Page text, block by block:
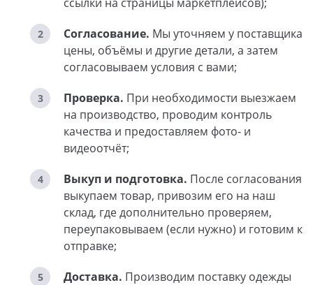
Согласование. Мы уточняем у поставщика
цены, объёмы и другие детали, а затем
согласовываем условия с вами;
Проверка. При необходимости выезжаем
на производство, проводим контроль
качества и предоставляем фото- и
видеоотчёт;
Выкуп и подготовка. После согласования
выкупаем товар, привозим его на наш
склад, где дополнительно проверяем,
переупаковываем (если нужно) и готовим к
отправке;
Доставка. Производим поставку одежды